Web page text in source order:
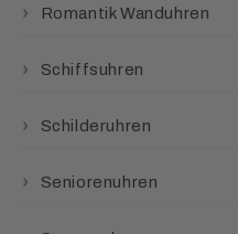
Romantik Wanduhren
Schiffsuhren
Schilderuhren
Seniorenuhren